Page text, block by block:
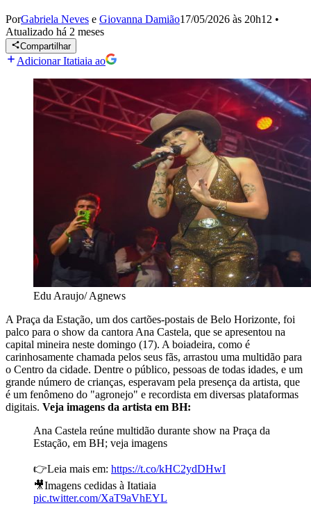
PorGabriela Neves e Giovanna Damião17/05/2026 às 20h12 •
Atualizado há 2 meses
Compartilhar
Adicionar Itatiaia ao
Edu Araujo/ Agnews
A Praça da Estação, um dos cartões-postais de Belo Horizonte, foi
palco para o show da cantora Ana Castela, que se apresentou na
capital mineira neste domingo (17). A boiadeira, como é
carinhosamente chamada pelos seus fãs, arrastou uma multidão para
o Centro da cidade. Dentre o público, pessoas de todas idades, e um
grande número de crianças, esperavam pela presença da artista, que
é um fenômeno do "agronejo" e recordista em diversas plataformas
digitais. Veja imagens da artista em BH:
Ana Castela reúne multidão durante show na Praça da
Estação, em BH; veja imagens
👉Leia mais em: https://t.co/kHC2ydDHwI
🎥Imagens cedidas à Itatiaia
pic.twitter.com/XaT9aVhEYL